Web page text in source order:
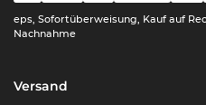
eps, Sofortüberweisung, Kauf auf
Nachnahme
Versand